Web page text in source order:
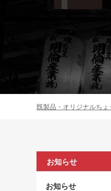
既製品・オリジナルち
お知らせ
お知らせ